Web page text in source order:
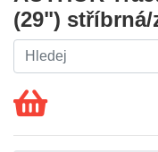
(29") stříbrná/